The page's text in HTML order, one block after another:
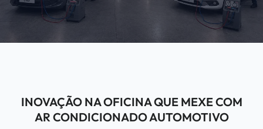
INOVAÇÃO NA OFICINA QUE MEXE COM
AR CONDICIONADO AUTOMOTIVO